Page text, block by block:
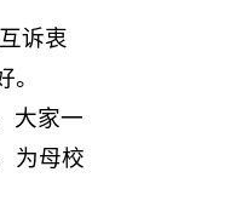
诉衷
大家一
为母校